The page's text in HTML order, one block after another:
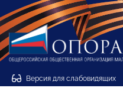
Версия для слабовидящих